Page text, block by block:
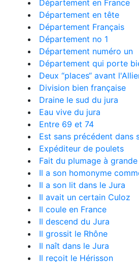
Département en France
Département en tête
Département Français
Département no 1
Département numéro un
Département qui porte
Deux “places“ avant
Division bien française
Draine le sud du jura
Eau vive du jura
Entre 69 et 74
Est sans précédent dans
Expéditeur de poulets
Fait du plumage à
Il a son homonyme
Il a son lit dans le Jura
Il avait un certain Culoz
Il coule en France
Il descend du Jura
Il grossit le Rhône
Il naît dans le Jura
Il reçoit le Hérisson